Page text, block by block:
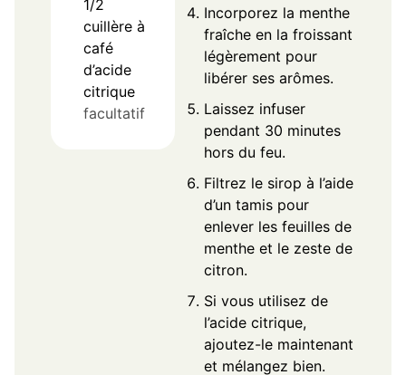
1/2
cuillère à
café
d’acide
citrique
facultatif
Incorporez la menthe
fraîche en la froissant
légèrement pour
libérer ses arômes.
Laissez infuser
pendant 30 minutes
hors du feu.
Filtrez le sirop à l’aide
d’un tamis pour
enlever les feuilles de
menthe et le zeste de
citron.
Si vous utilisez de
l’acide citrique,
ajoutez-le maintenant
et mélangez bien.